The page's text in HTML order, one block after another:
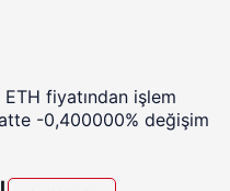
fiyatından işlem
-0,400000% değişim